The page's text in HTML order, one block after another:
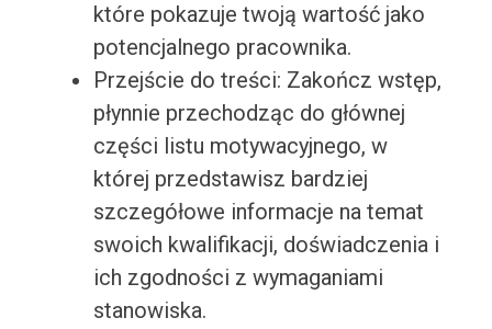
które pokazuje twoją wartość jako
potencjalnego pracownika.
Przejście do treści: Zakończ wstęp,
płynnie przechodząc do głównej
części listu motywacyjnego, w
której przedstawisz bardziej
szczegółowe informacje na temat
swoich kwalifikacji, doświadczenia i
ich zgodności z wymaganiami
stanowiska.